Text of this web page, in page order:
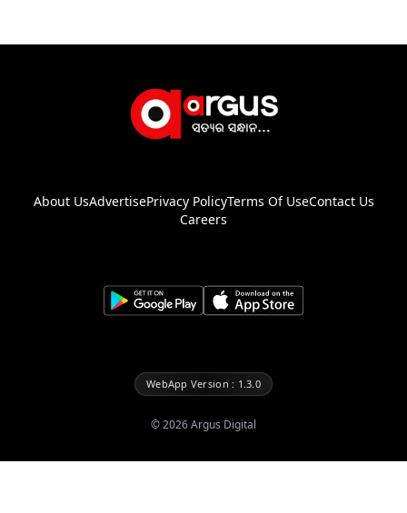
About UsAdvertisePrivacy PolicyTerms Of UseContact Us
Careers
WebApp Version : 1.3.0
©2026Argus Digital